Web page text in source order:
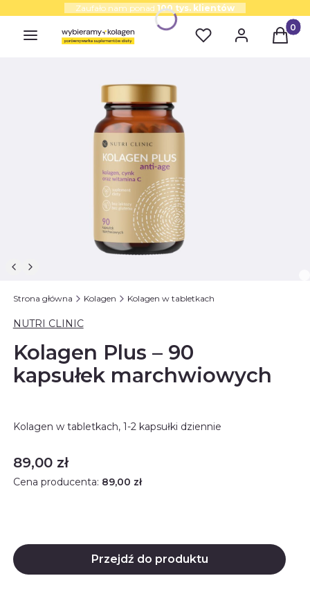
Zaufało nam ponad 100 tys. klientów
Strona główna Kolagen Kolagen w tabletkach
NUTRI CLINIC
Kolagen Plus – 90
kapsułek marchwiowych
Kolagen w tabletkach, 1-2 kapsułki dziennie
Cena
89,00 zł
Cena producenta: 89,00 zł
Przejdź do produktu